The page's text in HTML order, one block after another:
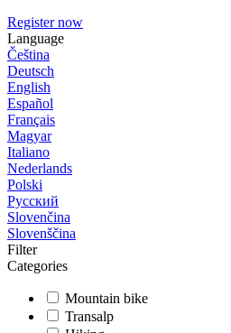
Register now
Language
Čeština
Deutsch
English
Español
Français
Magyar
Italiano
Nederlands
Polski
Русский
Slovenčina
Slovenščina
Filter
Categories
Mountain bike
Transalp